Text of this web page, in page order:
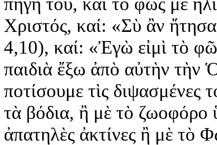
Χριστός, καί: «Σὺ ἂν
4,10), καί: «Ἐγὼ εἰμὶ τὸ
παιδιὰ ἔξω ἀπὸ αὐτὴν
ποτίσουμε τὶς
τὰ βόδια, ἢ μὲ τὸ
ἀπατηλὲς ἀκτίνες ἢ μὲ τὸ